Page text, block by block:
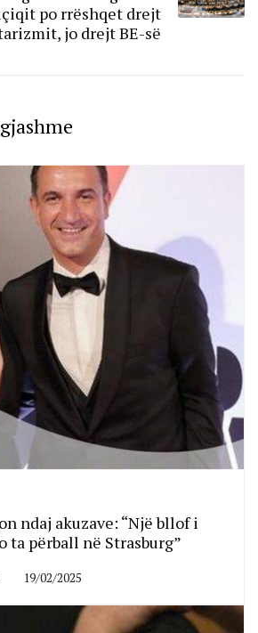
po rrëshqet drejt
jo drejt BE-së
ndaj akuzave: “Një bllof i
ta përball në Strasburg”
19/02/2025